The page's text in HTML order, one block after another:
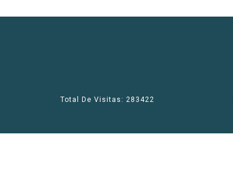
Total De Visitas: 283422